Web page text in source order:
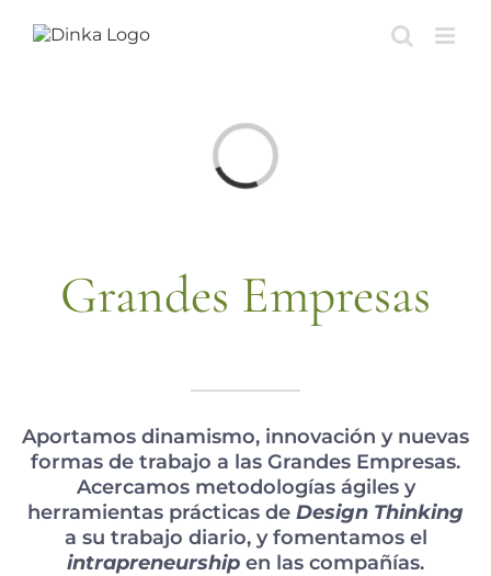
Cargando...
Grandes Empresas
Aportamos dinamismo, innovación y nuevas
formas de trabajo a las Grandes Empresas.
Acercamos metodologías ágiles y
herramientas prácticas de Design Thinking
a su trabajo diario, y fomentamos el
intrapreneurship en las compañías.